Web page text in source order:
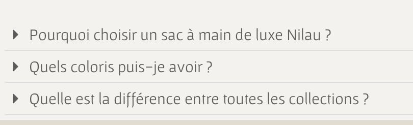
Pourquoi choisir un sac à main de luxe Nilau ?
Quels coloris puis-je avoir ?
Quelle est la différence entre toutes les collections ?